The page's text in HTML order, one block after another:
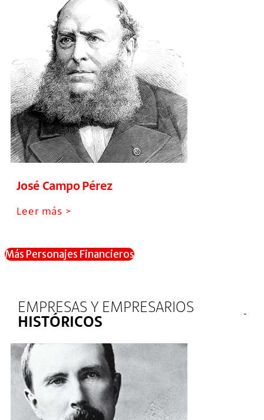
José Campo Pérez
Leer más >
Más Personajes Financieros
EMPRESAS Y EMPRESARIOS
HISTÓRICOS